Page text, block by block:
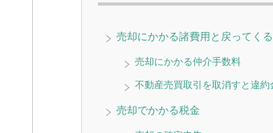
売却にかかる諸費用と戻ってく
売却にかかる仲介手数料
不動産売買取引を取消すと違約
売却でかかる税金